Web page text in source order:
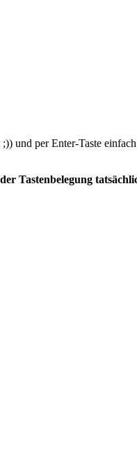
und per Enter-Taste
Tastenbelegung